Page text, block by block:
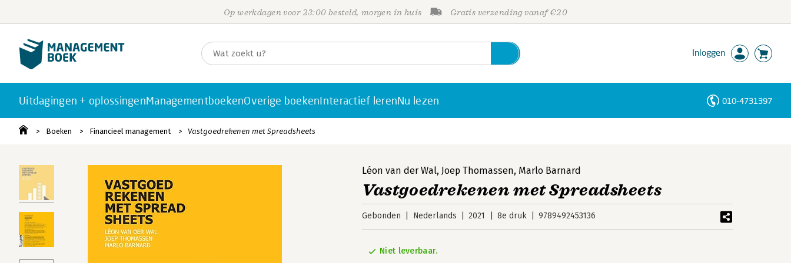
Op werkdagen voor 23:00 besteld, morgen in huis Gratis verzending vanaf €20
Inloggen
Uitdagingen + oplossingenManagementboekenOverige boekenInteractief lerenNu lezen 010-4731397
Boeken Financieel management Vastgoedrekenen met Spreadsheets
Léon van der Wal, Joep Thomassen, Marlo Barnard
Vastgoedrekenen met Spreadsheets
Gebonden Nederlands 2021 8e druk 9789492453136
Niet leverbaar.
Personen